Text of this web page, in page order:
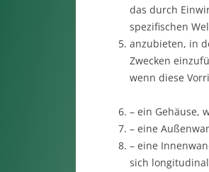
das durch
spezifischen
anzubieten, in
Zwecken
wenn diese
– ein Gehäuse,
– eine
– eine
sich